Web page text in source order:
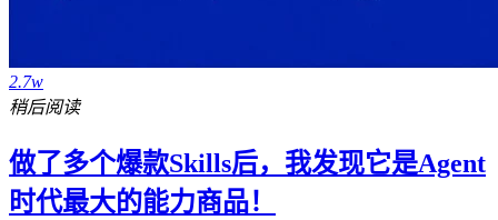
2.7w
稍后阅读
做了多个爆款Skills后，我发现它是Agent
时代最大的能力商品！